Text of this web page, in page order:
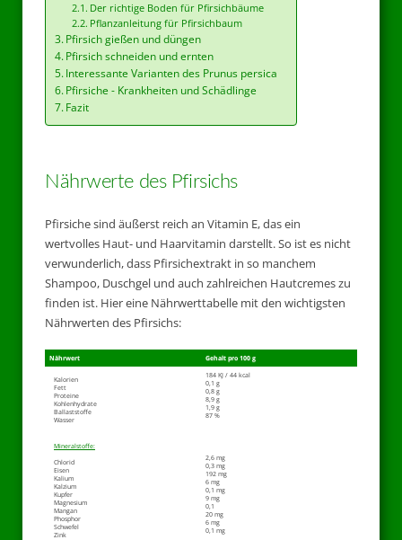
Der richtige Boden für Pfirsichbäume
Pflanzanleitung für Pfirsichbaum
Pfirsich gießen und düngen
Pfirsich schneiden und ernten
Interessante Varianten des Prunus persica
Pfirsiche - Krankheiten und Schädlinge
Fazit
Nährwerte des Pfirsichs
Pfirsiche sind äußerst reich an Vitamin E, das ein
wertvolles Haut- und Haarvitamin darstellt. So ist es nicht
verwunderlich, dass Pfirsichextrakt in so manchem
Shampoo, Duschgel und auch zahlreichen Hautcremes zu
finden ist. Hier eine Nährwerttabelle mit den wichtigsten
Nährwerten des Pfirsichs:
Nährwert Gehalt pro 100 g
Kalorien
Fett
Proteine
Kohlenhydrate
Ballaststoffe
Wasser
184 KJ / 44 kcal
0,1 g
0,8 g
8,9 g
1,9 g
87 %
Mineralstoffe:
Chlorid
Eisen
Kalium
Kalzium
Kupfer
Magnesium
Mangan
Phosphor
Schwefel
Zink
2,6 mg
0,3 mg
192 mg
6 mg
0,1 mg
9 mg
0,1
20 mg
6 mg
0,1 mg